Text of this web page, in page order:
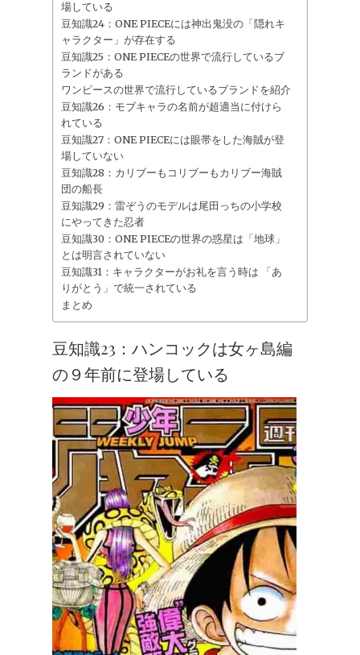
場している
豆知識24：ONE PIECEには神出鬼没の「隠れキ
ャラクター」が存在する
豆知識25：ONE PIECEの世界で流行しているブ
ランドがある
ワンピースの世界で流行しているブランドを紹介
豆知識26：モブキャラの名前が超適当に付けら
れている
豆知識27：ONE PIECEには眼帯をした海賊が登
場していない
豆知識28：カリブーもコリブーもカリブー海賊
団の船長
豆知識29：雷ぞうのモデルは尾田っちの小学校
にやってきた忍者
豆知識30：ONE PIECEの世界の惑星は「地球」
とは明言されていない
豆知識31：キャラクターがお礼を言う時は 「あ
りがとう」で統一されている
まとめ
豆知識23：ハンコックは女ヶ島編
の９年前に登場している